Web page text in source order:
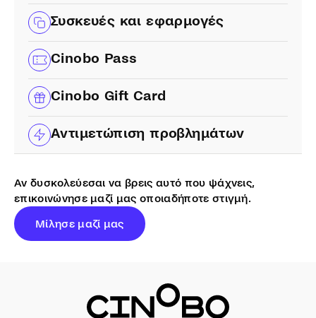
Συσκευές και εφαρμογές
Cinobo Pass
Cinobo Gift Card
Αντιμετώπιση προβλημάτων
Αν δυσκολεύεσαι να βρεις αυτό που ψάχνεις,
επικοινώνησε μαζί μας οποιαδήποτε στιγμή.
Μίλησε μαζί μας